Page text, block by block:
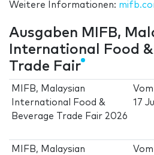
Weitere Informationen:
Ausgaben MIFB,
International Food
Trade Fair
MIFB, Malaysian
International Food &
Beverage Trade Fair 2026
17
MIFB, Malaysian